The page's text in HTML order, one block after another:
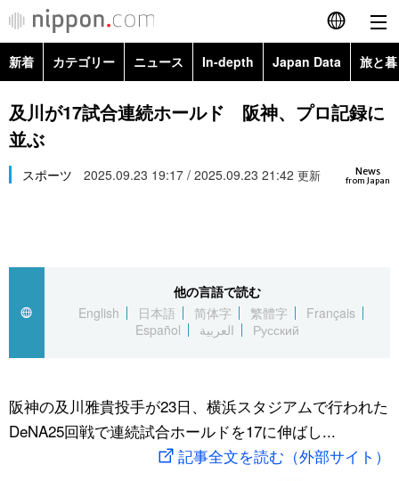
English
简体字
Русский
カテゴリー
経済・ビジネス
国際
文化
トップ
アーカイブ
In-depth
Japan Data
動画/Live
新着 カテゴリー ニュース In-depth Japan Data 旅と
政治・外交
経済・ビジネス
スポーツ・東京2020
Topics
及川が17試合連続ホールド 阪神、プロ記録に
並ぶ
News
from Japan
スポーツ 2025.09.23 19:17 / 2025.09.23 21:42 更新
他の言語で読む
English
日本語 简体字 繁體字
Français
Español
العربية Русский
阪神の及川雅貴投手が23日、横浜スタジアムで行われた
DeNA25回戦で連続試合ホールドを17に伸ばし...
記事全文を読む（外部サイト）